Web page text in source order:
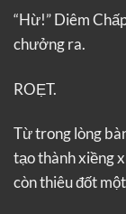
“Hừ!” Diêm
chưởng ra.
ROẸT.
Từ trong lòng
tạo thành xiềng
còn thiêu đốt